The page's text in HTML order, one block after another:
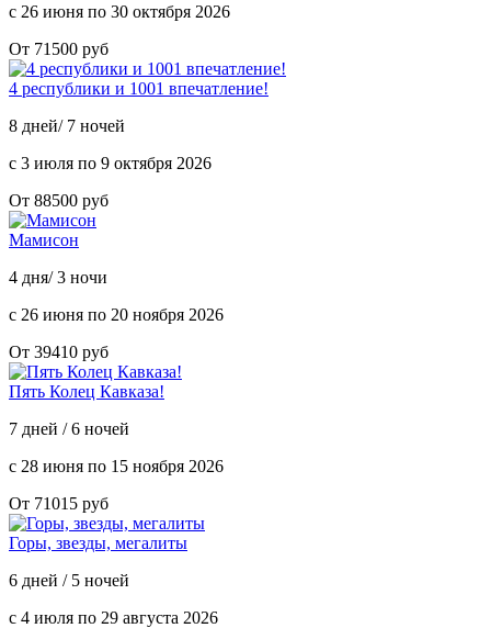
с 26 июня по 30 октября 2026
От 71500 руб
4 республики и 1001 впечатление!
8 дней/ 7 ночей
с 3 июля по 9 октября 2026
От 88500 руб
Мамисон
4 дня/ 3 ночи
с 26 июня по 20 ноября 2026
От 39410 руб
Пять Колец Кавказа!
7 дней / 6 ночей
с 28 июня по 15 ноября 2026
От 71015 руб
Горы, звезды, мегалиты
6 дней / 5 ночей
с 4 июля по 29 августа 2026